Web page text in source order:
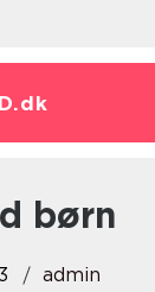
dk
børn
admin